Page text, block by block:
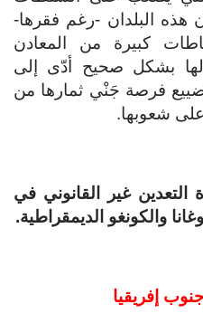
هذه البلدان -رغم فقرها-
كبيرة من المعادن
بشكل صحيح أدّى إلى
فرصة جَنْي ثمارها من
شعوبها.
غير القانوني في
والكونغو الديمقراطية.